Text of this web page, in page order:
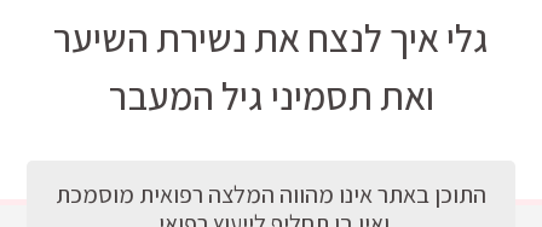
גלי איך לנצח את נשירת השיער
ואת תסמיני גיל המעבר
התוכן באתר אינו מהווה המלצה רפואית מוסמכת